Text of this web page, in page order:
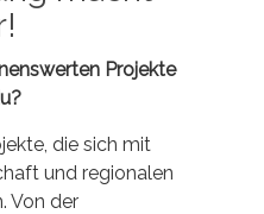
Projekte
die sich mit
und regionalen
Von der